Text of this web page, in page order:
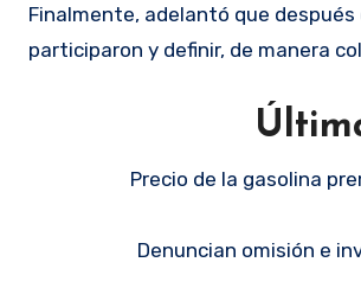
Finalmente, adelantó que
participaron y definir, de manera
Precio de la gasolina
Denuncian omisión e